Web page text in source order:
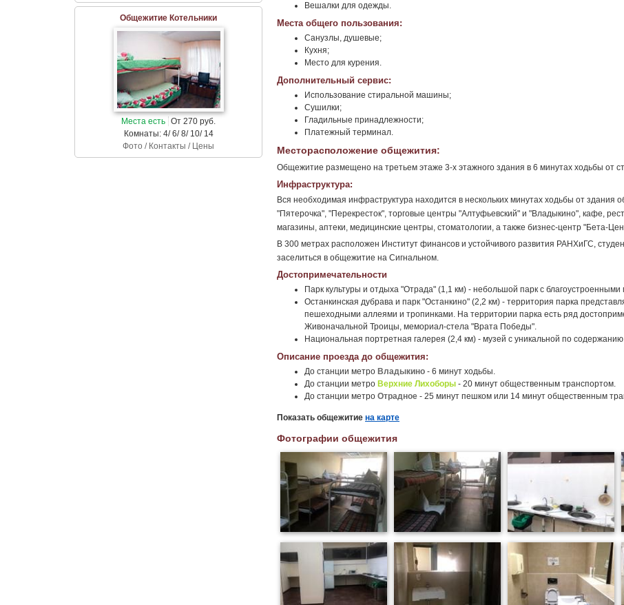
Общежитие Котельники
Места есть От 270 руб.
Комнаты: 4/ 6/ 8/ 10/ 14
Фото / Контакты / Цены
Вешалки для одежды.
Места общего пользования:
Санузлы, душевые;
Кухня;
Место для курения.
Дополнительный сервис:
Использование стиральной машины;
Сушилки;
Гладильные принадлежности;
Платежный терминал.
Месторасположение общежития:
Общежитие размещено на третьем этаже 3-х этажного здания в 6 минутах ходьбы от
Инфраструктура:
Вся необходимая инфраструктура находится в нескольких минутах ходьбы от здания
"Пятерочка", "Перекресток", торговые центры "Алтуфьевский" и "Владыкино", кафе,
магазины, аптеки, медицинские центры, стоматологии, а также бизнес-центр "Бета-
В 300 метрах расположен Институт финансов и устойчивого развития РАНХиГС,
заселиться в общежитие на Сигнальном.
Достопримечательности
Парк культуры и отдыха "Отрада" (1,1 км) - небольшой парк с
Останкинская дубрава и парк "Останкино" (2,2 км) - территория парка
пешеходными аллеями и тропинками. На территории парка есть ряд
Живоначальной Троицы, мемориал-стела "Врата Победы".
Национальная портретная галерея (2,4 км) - музей с уникальной по
Описание проезда до общежития:
До станции метро Владыкино - 6 минут ходьбы.
До станции метро Верхние Лихоборы - 20 минут общественным транспортом.
До станции метро Отрадное - 25 минут пешком или 14 минут общественным
Показать общежитие на карте
Фотографии общежития